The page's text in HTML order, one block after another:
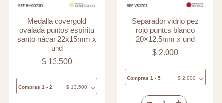
Medalla covergold
ovalada puntos espíritu
santo nácar 22x15mm x
und
$13.500
Compras 1 - 2 $13.500
Separador vidrio pez
rojo puntos blanco
20×12.5mm x und
$ 2.000
Compras 1 - 5 $2.000